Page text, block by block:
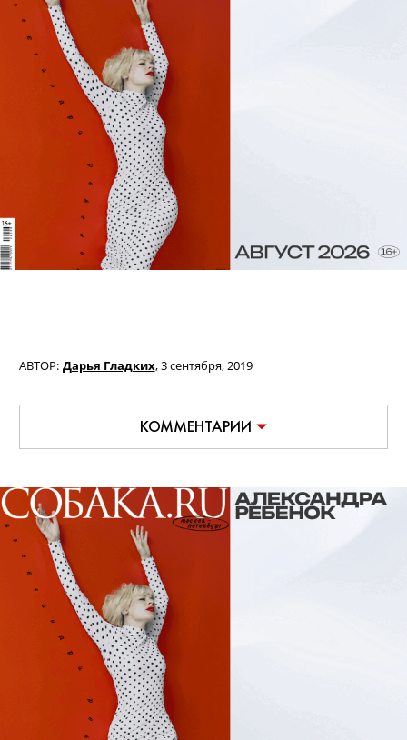
АВТОР: Дарья Гладких,3 сентября, 2019
КОММЕНТАРИИ